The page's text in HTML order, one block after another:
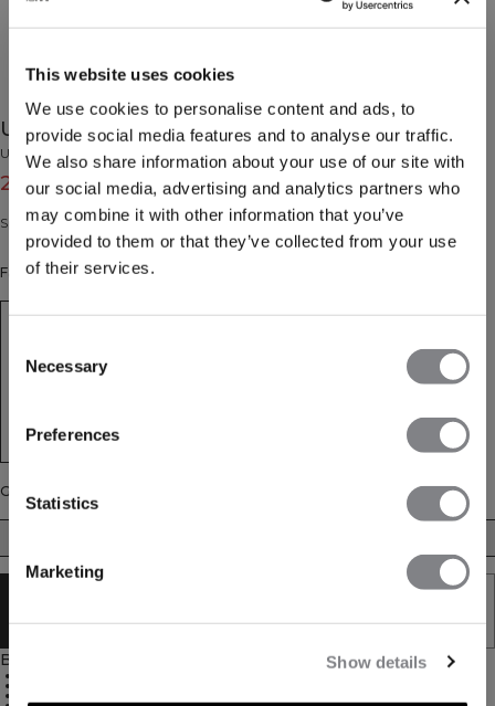
This website uses cookies
We use cookies to personalise content and ads, to
provide social media features and to analyse our traffic.
We also share information about your use of our site with
our social media, advertising and analytics partners who
may combine it with other information that you’ve
provided to them or that they’ve collected from your use
of their services.
Selection
Necessary
Preferences
Statistics
Marketing
Show details
Ultimate Tights W Graphite
Ultimate Training Collection
27€89€(-70%)
Sport-Tights mit Logo-Band und Schlüsseltasche. Hohe Taille.
Farbe: Graphite
Größe
ERHALTEN
Beschreibung